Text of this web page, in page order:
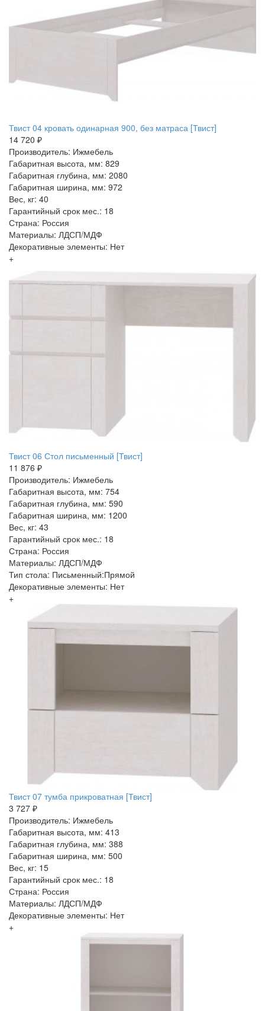
Твист 04 кровать одинарная 900, без матраса [Твист]
14 720 ₽
Производитель: Ижмебель
Габаритная высота, мм: 829
Габаритная глубина, мм: 2080
Габаритная ширина, мм: 972
Вес, кг: 40
Гарантийный срок мес.: 18
Страна: Россия
Материалы: ЛДСП/МДФ
Декоративные элементы: Нет
+
Твист 06 Стол письменный [Твист]
11 876 ₽
Производитель: Ижмебель
Габаритная высота, мм: 754
Габаритная глубина, мм: 590
Габаритная ширина, мм: 1200
Вес, кг: 43
Гарантийный срок мес.: 18
Страна: Россия
Материалы: ЛДСП/МДФ
Тип стола: Письменный:Прямой
Декоративные элементы: Нет
+
Твист 07 тумба прикроватная [Твист]
3 727 ₽
Производитель: Ижмебель
Габаритная высота, мм: 413
Габаритная глубина, мм: 388
Габаритная ширина, мм: 500
Вес, кг: 15
Гарантийный срок мес.: 18
Страна: Россия
Материалы: ЛДСП/МДФ
Декоративные элементы: Нет
+